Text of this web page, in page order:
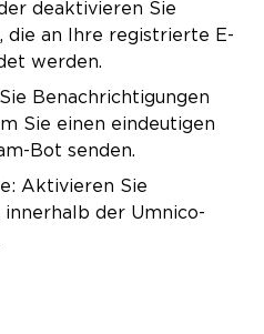
deaktivieren Sie
die an Ihre registrierte E-
werden.
Benachrichtigungen
Sie einen eindeutigen
Bot senden.
Aktivieren Sie
innerhalb der Umnico-